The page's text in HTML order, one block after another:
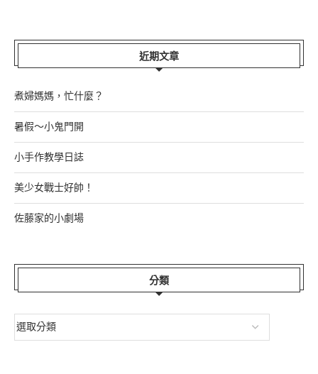
近期文章
煮婦媽媽，忙什麼？
暑假～小鬼門開
小手作教學日誌
美少女戰士好帥！
佐藤家的小劇場
分類